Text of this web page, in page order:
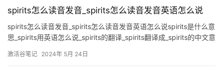
spirits怎么读音发音_spirits怎么读音发音英语怎么说
spirits怎么读音发音_spirits怎么读音发音英语怎么说spirits是什么意
思_spirits用英语怎么说_spirits的翻译_spirits翻译成_spirits的中文意
激活谷笔记 2024年 5月 24日